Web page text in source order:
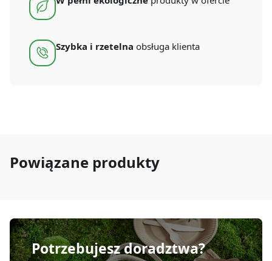
Szybka i rzetelna obsługa klienta
Powiązane produkty
Potrzebujesz doradztwa?